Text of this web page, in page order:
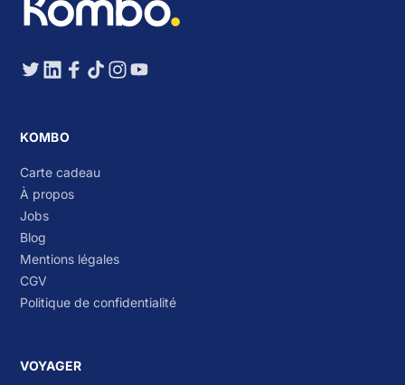
KOMBO
Carte cadeau
À propos
Jobs
Blog
Mentions légales
CGV
Politique de confidentialité
VOYAGER